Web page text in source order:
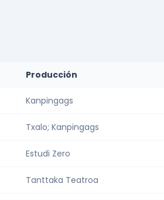
Producción
Kanpingags
Txalo; Kanpingags
Estudi Zero
Tanttaka Teatroa